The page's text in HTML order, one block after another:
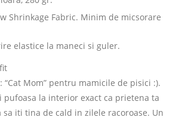
Shrinkage Fabric. Minim de micsorare
elastice la maneci si guler.
Mom” pentru mamicile de pisici :).
pufoasa la interior exact ca prietena ta
sa iti tina de cald in zilele racoroase. Un